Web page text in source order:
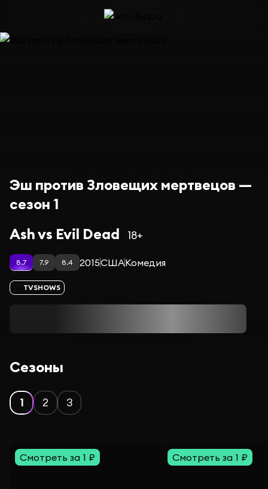
Эш против Зловещих мертвецов —
сезон 1
Ash vs Evil Dead
18+
8.7 7.9 8.4 2015СШАКомедия
TVSHOWS
Сезоны
1 2 3
Смотреть за 1 ₽ Смотреть за 1 ₽